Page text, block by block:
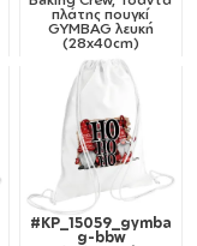
πλάτης πουγκί
GYMBAG λευκή
(28x40cm)
#KP_15059_gymba
g-bbw